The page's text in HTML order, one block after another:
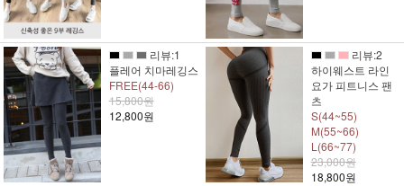
리뷰:1
플레어 치마레깅스
FREE(44-66)
15,800원
12,800원
리뷰:2
하이웨스트 라인
요가 피트니스 팬
츠
S(44~55)
M(55~66)
L(66~77)
23,000원
18,800원